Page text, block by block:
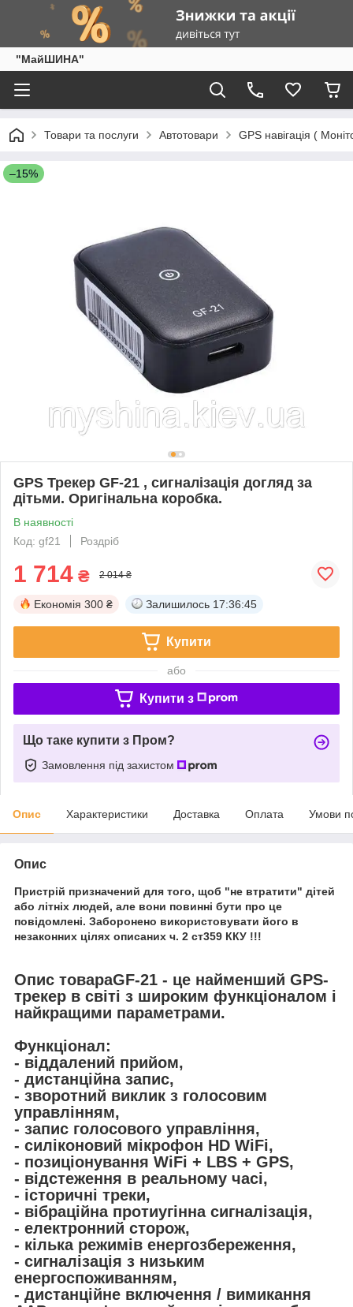
"МайШИНА"
Товари та послуги Автотовари GPS навігація (
–15%
GPS Трекер GF-21 , сигналізація догляд за
дітьми. Оригінальна коробка.
В наявності
Код: gf21
Роздріб
1 714 ₴ 2 014 ₴
Економія 300 ₴ Залишилось 17:36:45
Купити
або
Купити з
Що таке купити з Пром?
Замовлення під захистом
Опис Характеристики Доставка Оплата Умови
Опис
Пристрій призначений для того, щоб "не втратити" дітей
або літніх людей, але вони повинні бути про це
повідомлені. Заборонено використовувати його в
незаконних цілях описаних ч. 2 ст359 ККУ !!!
Опис товараGF-21 - це найменший GPS-
трекер в світі з широким функціоналом і
найкращими параметрами.
Функціонал:
- віддалений прийом,
- дистанційна запис,
- зворотний виклик з голосовим
управлінням,
- запис голосового управління,
- силіконовий мікрофон HD WiFi,
- позиціонування WiFi + LBS + GPS,
- відстеження в реальному часі,
- історичні треки,
- вібраційна протиугінна сигналізація,
- електронний сторож,
- кілька режимів енергозбереження,
- сигналізація з низьким
енергоспоживанням,
- дистанційне включення / вимикання